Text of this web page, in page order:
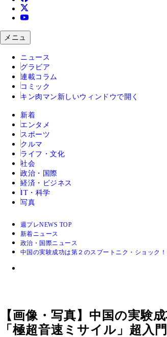
メニュ
ニュース
グラビア
連載コラム
コミック
キン肉マン 新しいウィンドウで開く
新着
エンタメ
スポーツ
クルマ
ライフ・文化
社会
政治・国際
経済・ビジネス
IT・科学
写真
週プレNEWS TOP
新着ニュース
政治・国際ニュース
中国の実験成功は第２のスプートニク・ショック
【画像・写真】中国の実
「極超音速ミサイル」超入門